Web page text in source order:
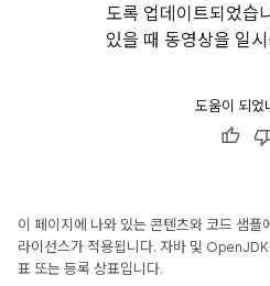
도록 업데이트되었습
있을 때 동영상을 일
도움이 되었
이 페이지에 나와 있는 콘텐츠와 코드 샘플
라이선스가 적용됩니다. 자바 및
표 또는 등록 상표입니다.